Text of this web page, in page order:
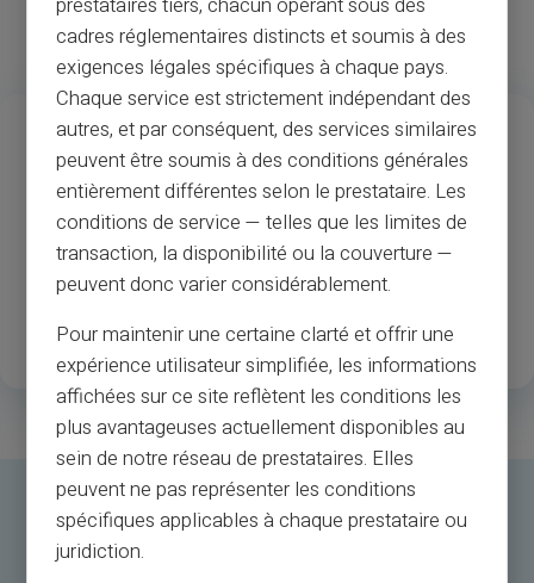
13
Metų patirtis
37M
Prekybininkai ir
bankomatų priėmimas
1.3M
klientai
35
prestataires tiers, chacun opérant sous des
cadres réglementaires distincts et soumis à des
exigences légales spécifiques à chaque pays.
Chaque service est strictement indépendant des
autres, et par conséquent, des services similaires
peuvent être soumis à des conditions générales
entièrement différentes selon le prestataire. Les
conditions de service — telles que les limites de
transaction, la disponibilité ou la couverture —
peuvent donc varier considérablement.
Pour maintenir une certaine clarté et offrir une
expérience utilisateur simplifiée, les informations
affichées sur ce site reflètent les conditions les
plus avantageuses actuellement disponibles au
sein de notre réseau de prestataires. Elles
peuvent ne pas représenter les conditions
spécifiques applicables à chaque prestataire ou
juridiction.